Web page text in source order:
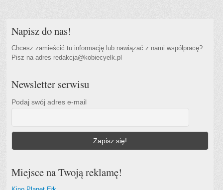
Napisz do nas!
Chcesz zamieścić tu informację lub nawiązać z nami współpracę?
Pisz na adres redakcja@kobiecyelk.pl
Newsletter serwisu
Podaj swój adres e-mail
Miejsce na Twoją reklamę!